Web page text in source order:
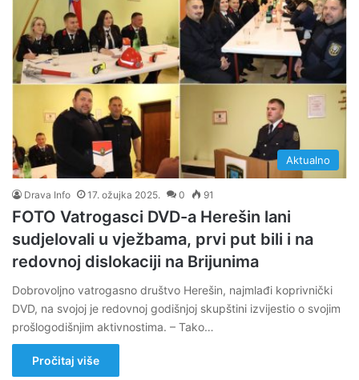
Aktualno
Drava Info 17. ožujka 2025. 0 91
FOTO Vatrogasci DVD-a Herešin lani
sudjelovali u vježbama, prvi put bili i na
redovnoj dislokaciji na Brijunima
Dobrovoljno vatrogasno društvo Herešin, najmlađi koprivnički
DVD, na svojoj je redovnoj godišnjoj skupštini izvijestio o svojim
prošlogodišnjim aktivnostima. – Tako…
Pročitaj više